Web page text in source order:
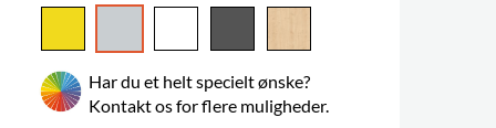
Har du et helt specielt ønske?
Kontakt os for flere muligheder.